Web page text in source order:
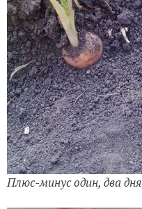
Плюс-минус один, два дня